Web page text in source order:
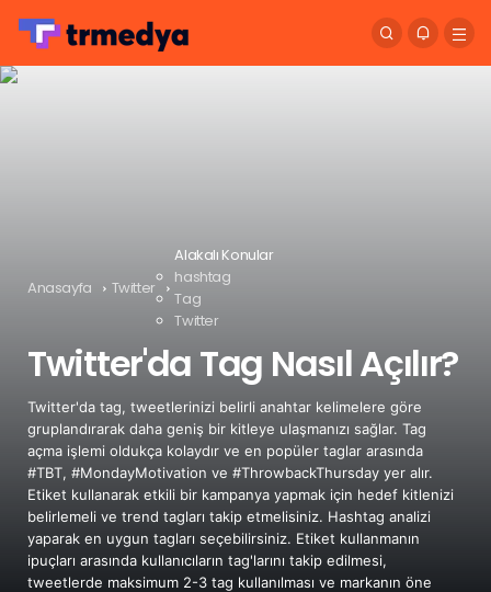
Anasayfa Twitter
Alakalı Konular
hashtag
Tag
Twitter
Twitter'da Tag Nasıl Açılır?
Twitter'da tag, tweetlerinizi belirli anahtar kelimelere göre
gruplandırarak daha geniş bir kitleye ulaşmanızı sağlar. Tag
açma işlemi oldukça kolaydır ve en popüler taglar arasında
#TBT, #MondayMotivation ve #ThrowbackThursday yer alır.
Etiket kullanarak etkili bir kampanya yapmak için hedef kitlenizi
belirlemeli ve trend tagları takip etmelisiniz. Hashtag analizi
yaparak en uygun tagları seçebilirsiniz. Etiket kullanmanın
ipuçları arasında kullanıcıların tag'larını takip edilmesi,
tweetlerde maksimum 2-3 tag kullanılması ve markanın öne